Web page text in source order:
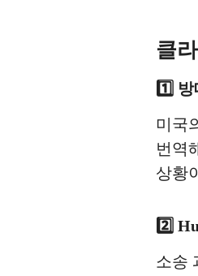
클
1️⃣
미국
번역
상황
2️⃣
소송